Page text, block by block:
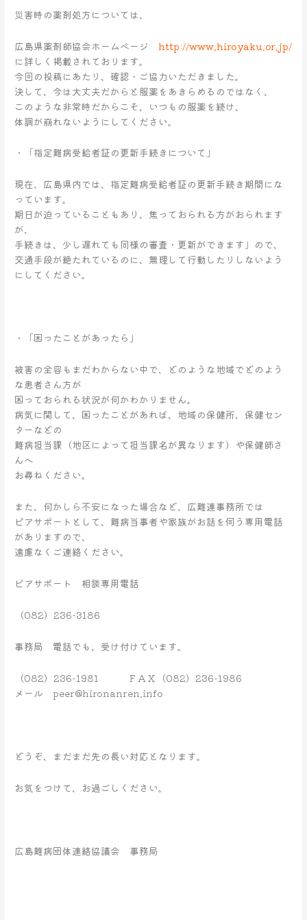
災害時の薬剤処方については、
広島県薬剤師協会ホームぺージhttp://www.hiroyaku.or.jp/
に詳しく掲載されております。
今回の投稿にあたり、確認・ご協力いただきました。
決して、今は大丈夫だからと服薬をあきらめるのではなく、
このような非常時だからこそ、いつもの服薬を続け、
体調が崩れないようにしてください。
・「指定難病受給者証の更新手続きについて」
現在、広島県内では、指定難病受給者証の更新手続き期間にな
っています。
期日が迫っていることもあり、焦っておられる方がおられます
が、
手続きは、少し遅れても同様の審査・更新ができます」ので、
交通手段が絶たれているのに、無理して行動したりしないよう
にしてください。
・「困ったことがあったら」
被害の全容もまだわからない中で、どのような地域でどのよう
な患者さん方が
困っておられる状況が何かわかりません。
病気に関して、困ったことがあれば、地域の保健所、保健セン
ターなどの
難病担当課（地区によって担当課名が異なります）や保健師さ
んへ
お尋ねください。
また、何かしら不安になった場合など、広難連事務所では
ピアサポートとして、難病当事者や家族がお話を伺う専用電話
がありますので、
遠慮なくご連絡ください。
ピアサポート 相談専用電話
（082）236-3186
事務局 電話でも、受け付けています。
（082）236-1981 ＦＡＸ（082）236-1986
メール peer@hironanren.info
どうぞ、まだまだ先の長い対応となります。
お気をつけて、お過ごしください。
広島難病団体連絡協議会 事務局